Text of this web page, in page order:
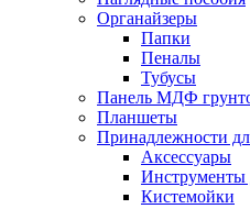
Органайзеры
Папки
Пеналы
Тубусы
Панель МДФ
Планшеты
Принадлежности
Аксессуары
Инструменты
Кистемойки